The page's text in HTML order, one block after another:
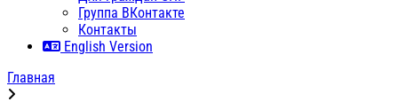
Группа ВКонтакте
Контакты
English Version
Главная